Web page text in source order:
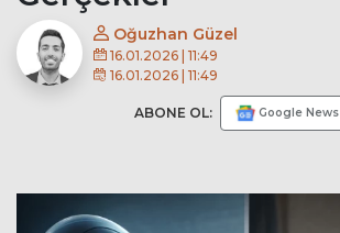
Oğuzhan Güzel
16.01.2026 | 11:49
16.01.2026 | 11:49
ABONE OL: Google News